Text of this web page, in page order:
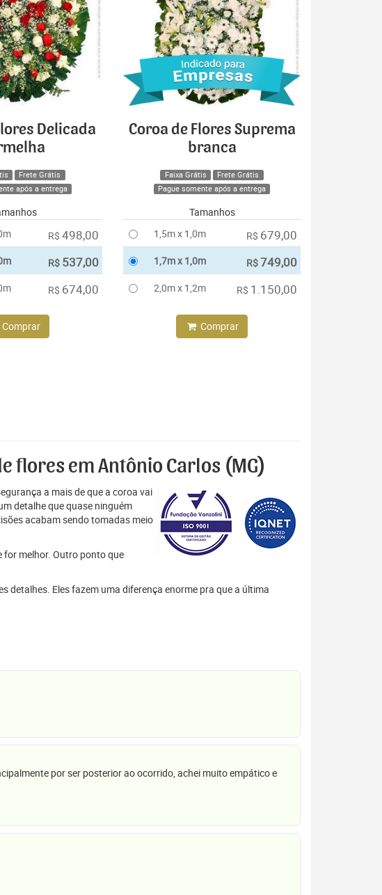
Delicada
Frete Grátis
após a entrega
R$ 498,00
R$ 537,00
R$ 674,00
Comprar
Coroa de Flores Suprema
branca
Faixa Grátis
Frete Grátis
Pague somente após a entrega
Tamanhos
1,5m x 1,0m
R$ 679,00
1,7m x 1,0m R$749,00
2,0m x 1,2m R$ 1.150,00
Comprar
flores em Antônio Carlos (MG)
a mais de que a coroa vai
detalhe que quase ninguém
acabam sendo tomadas meio
for melhor. Outro ponto que
detalhes. Eles fazem uma diferença enorme pra que a última
por ser posterior ao ocorrido, achei muito empático e